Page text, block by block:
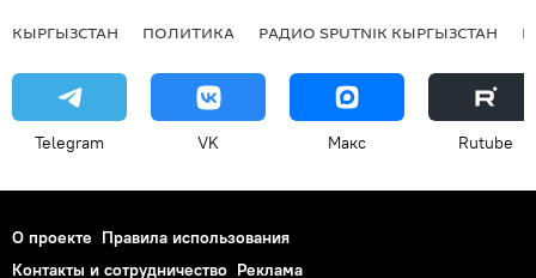
КЫРГЫЗСТАН ПОЛИТИКА РАДИО SPUTNIK КЫРГЫЗСТАН
Telegram VK Макс Rutube
О проекте Правила использования
Контакты и сотрудничество Реклама